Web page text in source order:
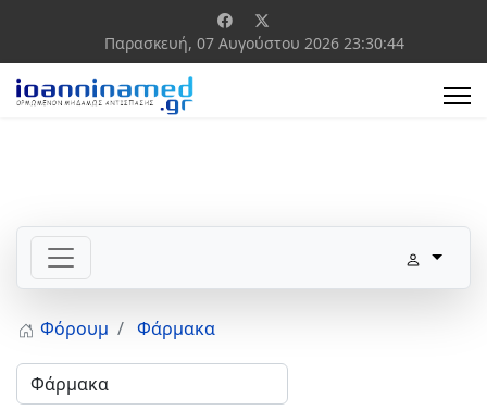
Παρασκευή, 07 Αυγούστου 2026 23:30:44
Φόρουμ Φάρμακα